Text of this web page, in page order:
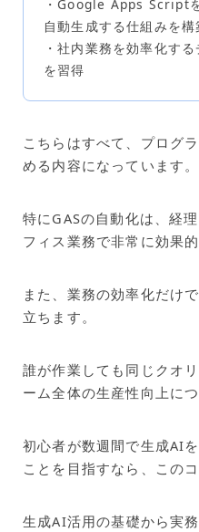
・Google Apps Script
自動生成する仕組みを構
・社内業務を効率化す
を習得
こちらはすべて、プログ
める内容になっています。
特にGASの自動化は、経
フィス業務で非常に効果的
また、業務の効率化だけ
立ちます。
誰が作業しても同じクオ
ーム全体の生産性向上につ
初心者が数週間で生成AI
ことを目指すなら、この
生成AI活用の基礎から実